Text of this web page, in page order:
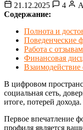
21.12.2025 4
Содержание:
Полнота и
Поведенческие
Работа с
Финансовая
В цифровом
социальная сеть,
итоге, потерей
Первое впечатление
профиля является